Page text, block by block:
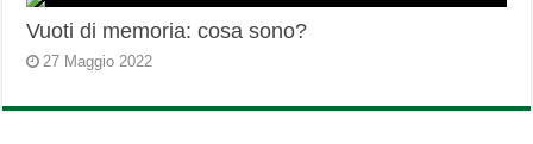
Vuoti di memoria: cosa sono?
27 Maggio 2022